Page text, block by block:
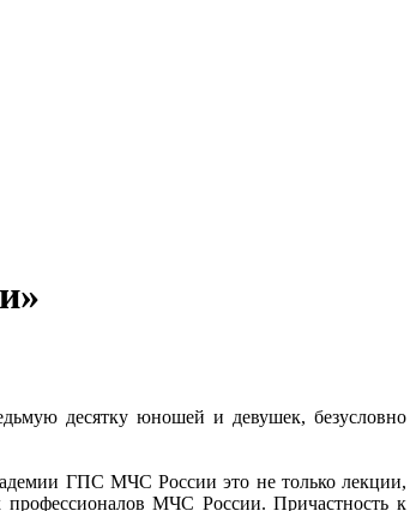
десятку юношей и девушек, безусловно
ГПС МЧС России это не только лекции,
профессионалов МЧС России. Причастность к